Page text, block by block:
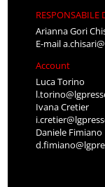
RESPONSABILE
Arianna Gori
E-mail
Account
Luca Torino
Ivana Cretier
Daniele Fimiano